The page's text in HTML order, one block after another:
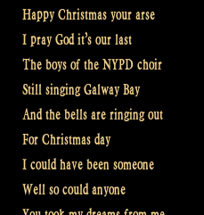
Happy Christmas your arse
I pray God it’s our last
The boys of the NYPD choir
Still singing Galway Bay
And the bells are ringing out
For Christmas day
I could have been someone
Well so could anyone